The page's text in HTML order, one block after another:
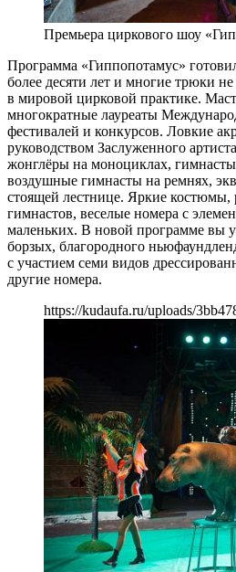
Премьера циркового шоу
Программа «Гиппопотамус»
более десяти лет и многие трюки
в мировой цирковой практике.
многократные лауреаты
фестивалей и конкурсов. Ловкие
руководством Заслуженного
жонглёры на моноциклах,
воздушные гимнасты на ремнях,
стоящей лестнице. Яркие костюмы,
гимнастов, веселые номера с
маленьких. В новой программе вы
борзых, благородного
с участием семи видов
другие номера.
https://kudaufa.ru/uploads/